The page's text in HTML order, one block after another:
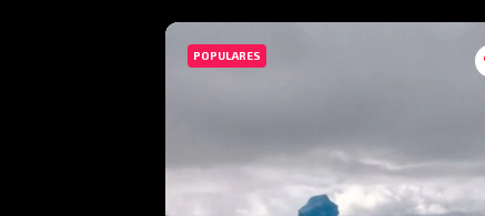
POPULARES